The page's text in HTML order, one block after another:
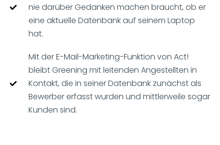
nie darüber Gedanken machen braucht, ob er
eine aktuelle Datenbank auf seinem Laptop
hat.
Mit der E-Mail-Marketing-Funktion von Act!
bleibt Greening mit leitenden Angestellten in
Kontakt, die in seiner Datenbank zunächst als
Bewerber erfasst wurden und mittlerweile sogar
Kunden sind.